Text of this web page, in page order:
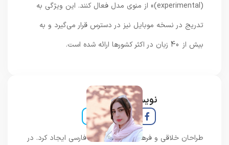
(experimental)» از منوی مدل فعال کنند. این ویژگی به
تدریج در نسخه موبایل نیز در دسترس قرار می‌گیرد و به
بیش از 40 زبان در اکثر کشورها ارائه شده است.
نویسنده و خبرنگار
طراحان خلاقی و فرهنگ پیشرو در زبان فارسی ایجاد کرد. در